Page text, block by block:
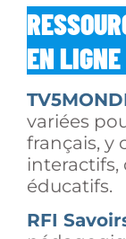
EN
variées
français, y
interactifs,
éducatifs.
RFI